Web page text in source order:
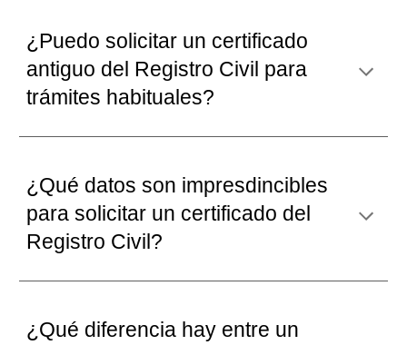
¿Puedo solicitar un certificado
antiguo del Registro Civil para
trámites habituales?
¿ Qué datos son impresdincibles
para solicitar un certificado del
Registro Civil?
¿Qué diferencia hay entre un